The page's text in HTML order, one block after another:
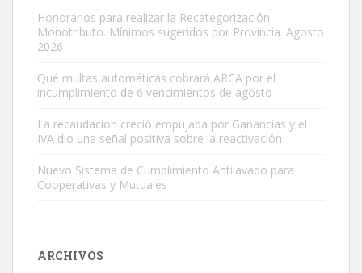
Honorarios para realizar la Recategorización
Monotributo. Mínimos sugeridos por Provincia. Agosto
2026
Qué multas automáticas cobrará ARCA por el
incumplimiento de 6 vencimientos de agosto
La recaudación creció empujada por Ganancias y el
IVA dio una señal positiva sobre la reactivación
Nuevo Sistema de Cumplimiento Antilavado para
Cooperativas y Mutuales
ARCHIVOS